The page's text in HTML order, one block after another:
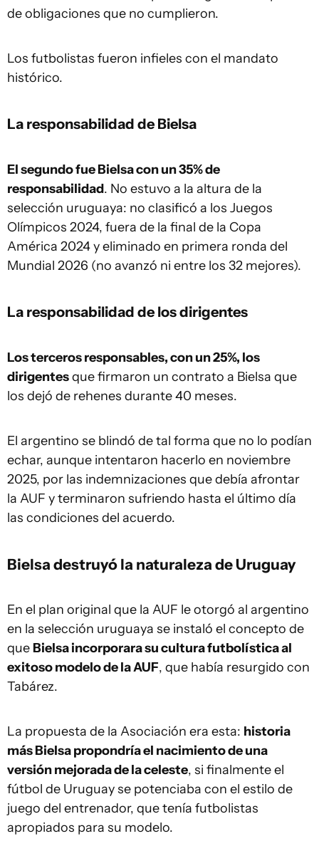
de obligaciones que no cumplieron.
Los futbolistas fueron infieles con el mandato
histórico.
La responsabilidad de Bielsa
El segundo fue Bielsa con un 35% de
responsabilidad. No estuvo a la altura de la
selección uruguaya: no clasificó a los Juegos
Olímpicos 2024, fuera de la final de la Copa
América 2024 y eliminado en primera ronda del
Mundial 2026 (no avanzó ni entre los 32 mejores).
La responsabilidad de los dirigentes
Los terceros responsables, con un 25%, los
dirigentesque firmaron un contrato a Bielsa que
los dejó de rehenes durante 40 meses.
El argentino se blindó de tal forma que no lo podían
echar, aunque intentaron hacerlo en noviembre
2025, por las indemnizaciones que debía afrontar
la AUF y terminaron sufriendo hasta el último día
las condiciones del acuerdo.
Bielsa destruyó la naturaleza de Uruguay
En el plan original que la AUF le otorgó al argentino
en la selección uruguaya se instaló el concepto de
que Bielsa incorporara su cultura futbolística al
exitoso modelo de la AUF, que había resurgido con
Tabárez.
La propuesta de la Asociación era esta: historia
más Bielsa propondría el nacimiento de una
versión mejorada de la celeste, si finalmente el
fútbol de Uruguay se potenciaba con el estilo de
juego del entrenador, que tenía futbolistas
apropiados para su modelo.